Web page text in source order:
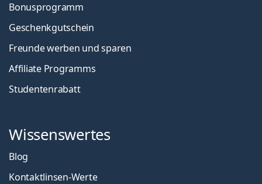
Bonusprogramm
Geschenkgutschein
Freunde werben und sparen
Affiliate Programms
Studentenrabatt
Wissenswertes
Blog
Kontaktlinsen-Werte